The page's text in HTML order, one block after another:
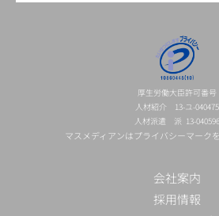
厚生労働大臣許可番号
人材紹介 13-ユ-040475
人材派遣 派 13-040596
マスメディアンはプライバシーマーク
会社案内
採用情報